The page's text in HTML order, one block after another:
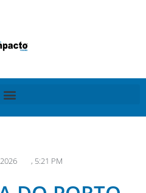
, 5:21 PM